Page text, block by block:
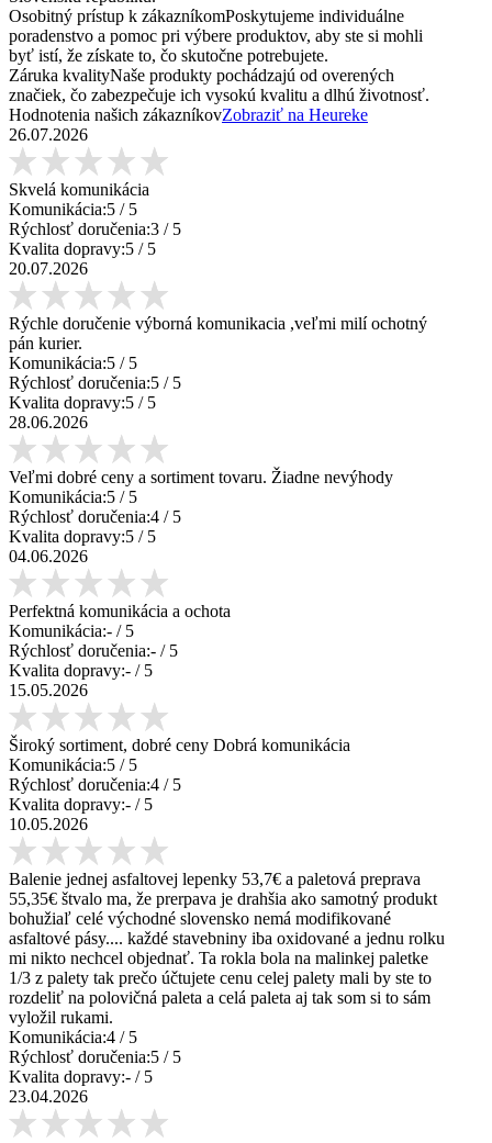
Osobitný prístup k zákazníkomPoskytujeme individuálne
poradenstvo a pomoc pri výbere produktov, aby ste si mohli
byť istí, že získate to, čo skutočne potrebujete.
Záruka kvalityNaše produkty pochádzajú od overených
značiek, čo zabezpečuje ich vysokú kvalitu a dlhú životnosť.
Hodnotenia našich zákazníkovZobraziť na Heureke
26.07.2026
Skvelá komunikácia
Komunikácia:5 / 5
Rýchlosť doručenia:3 / 5
Kvalita dopravy:5 / 5
20.07.2026
Rýchle doručenie výborná komunikacia ,veľmi milí ochotný
pán kurier.
Komunikácia:5 / 5
Rýchlosť doručenia:5 / 5
Kvalita dopravy:5 / 5
28.06.2026
Veľmi dobré ceny a sortiment tovaru. Žiadne nevýhody
Komunikácia:5 / 5
Rýchlosť doručenia:4 / 5
Kvalita dopravy:5 / 5
04.06.2026
Perfektná komunikácia a ochota
Komunikácia:- / 5
Rýchlosť doručenia:- / 5
Kvalita dopravy:- / 5
15.05.2026
Široký sortiment, dobré ceny Dobrá komunikácia
Komunikácia:5 / 5
Rýchlosť doručenia:4 / 5
Kvalita dopravy:- / 5
10.05.2026
Balenie jednej asfaltovej lepenky 53,7€ a paletová preprava
55,35€ štvalo ma, že prerpava je drahšia ako samotný produkt
bohužiaľ celé východné slovensko nemá modifikované
asfaltové pásy.... každé stavebniny iba oxidované a jednu rolku
mi nikto nechcel objednať. Ta rokla bola na malinkej paletke
1/3 z palety tak prečo účtujete cenu celej palety mali by ste to
rozdeliť na polovičná paleta a celá paleta aj tak som si to sám
vyložil rukami.
Komunikácia:4 / 5
Rýchlosť doručenia:5 / 5
Kvalita dopravy:- / 5
23.04.2026